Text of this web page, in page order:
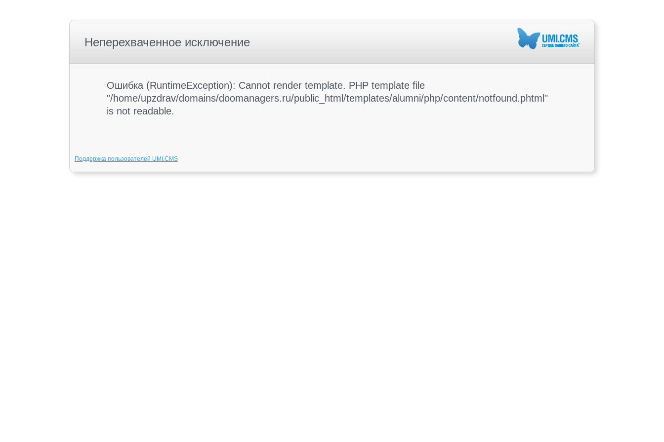
Неперехваченное исключение
Ошибка (RuntimeException): Cannot render template. PHP template file
"/home/upzdrav/domains/doomanagers.ru/public_html/templates/alumni/php/content/notfound.phtml"
is not readable.
Поддержка пользователей UMI.CMS